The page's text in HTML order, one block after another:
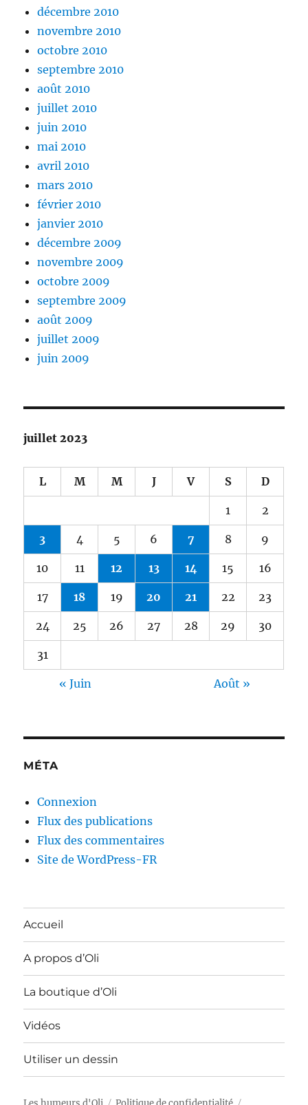
décembre 2010
novembre 2010
octobre 2010
septembre 2010
août 2010
juillet 2010
juin 2010
mai 2010
avril 2010
mars 2010
février 2010
janvier 2010
décembre 2009
novembre 2009
octobre 2009
septembre 2009
août 2009
juillet 2009
juin 2009
juillet 2023
L M M J V S D
1 2
3 4 5 6 7 8 9
10 11 12 13 14 15 16
17 18 19 20 21 22 23
24 25 26 27 28 29 30
31
« Juin Août »
MÉTA
Connexion
Flux des publications
Flux des commentaires
Site de WordPress-FR
Accueil
A propos d’Oli
La boutique d’Oli
Vidéos
Utiliser un dessin